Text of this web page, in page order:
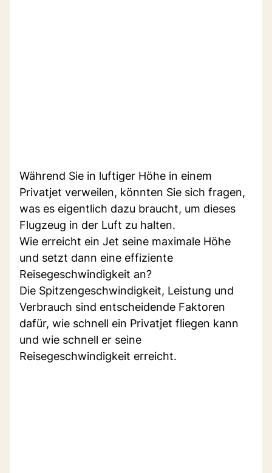
Während Sie in luftiger Höhe in einem
Privatjet verweilen, könnten Sie sich fragen,
was es eigentlich dazu braucht, um dieses
Flugzeug in der Luft zu halten.
Wie erreicht ein Jet seine maximale Höhe
und setzt dann eine effiziente
Reisegeschwindigkeit an?
Die Spitzengeschwindigkeit, Leistung und
Verbrauch sind entscheidende Faktoren
dafür, wie schnell ein Privatjet fliegen kann
und wie schnell er seine
Reisegeschwindigkeit erreicht.